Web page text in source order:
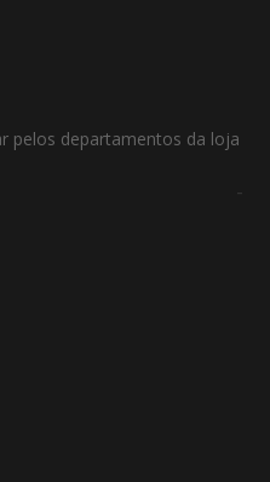
pelos departamentos da loja
-